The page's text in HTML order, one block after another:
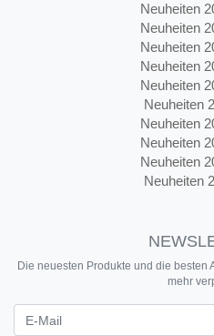
Neuheiten
Neuheiten
Neuheiten
Neuheiten
Neuheiten
Neuheiten
Neuheiten
Neuheiten
Neuheiten
Neuheiten
Die neuesten Produkte und die besten
mehr